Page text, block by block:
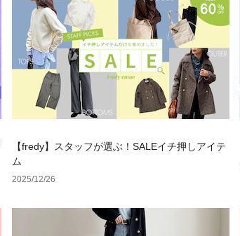
【fredy】スタッフが選ぶ！SALEイチ押しアイテ
ム
2025/12/26